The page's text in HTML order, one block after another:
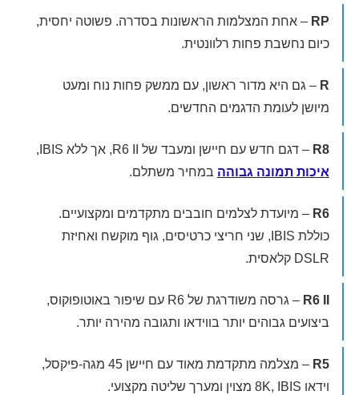
RP – אחת המצלמות הראשונות בסדרה. פשוטה יחסית,
כיום נחשבת פחות רלוונטית.
R – גם היא מדור ראשון, עם ממשק פחות נוח ומעט
מיושן לעומת הדגמים החדשים.
R8 – דגם חדש עם חיישן ומעבד של R6 II, אך ללא IBIS,
איכות תמונה גבוהה במחיר משתלם.
R6 – מיועדת לצלמים חובבים מתקדמים ומקצועיים.
כוללת IBIS, שני חריצי כרטיסים, גוף מוקשח ואחיזת
DSLR קלאסית.
R6 II
– גרסה משודרגת של R6 עם שיפור באוטופוקוס,
ביצועים גבוהים יותר בווידאו ותגובה מהירה יותר.
R5
– מצלמה מתקדמת מאוד עם חיישן 45 מגה-פיקסל,
וידאו 8K, IBIS מצוין ומערך שליטה מקצועי.